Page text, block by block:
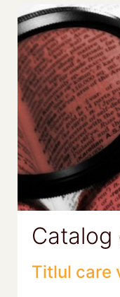
Catalog
Titlul care